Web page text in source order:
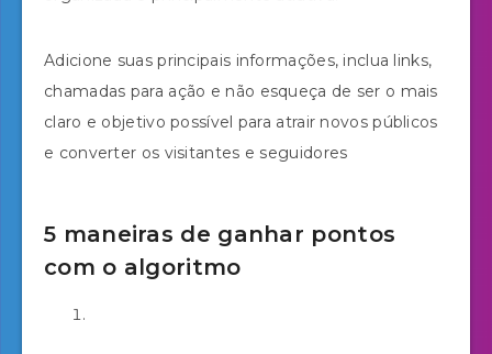
Adicione suas principais informações, inclua links,
chamadas para ação e não esqueça de ser o mais
claro e objetivo possível para atrair novos públicos
e converter os visitantes e seguidores
5 maneiras de ganhar pontos
com o algoritmo